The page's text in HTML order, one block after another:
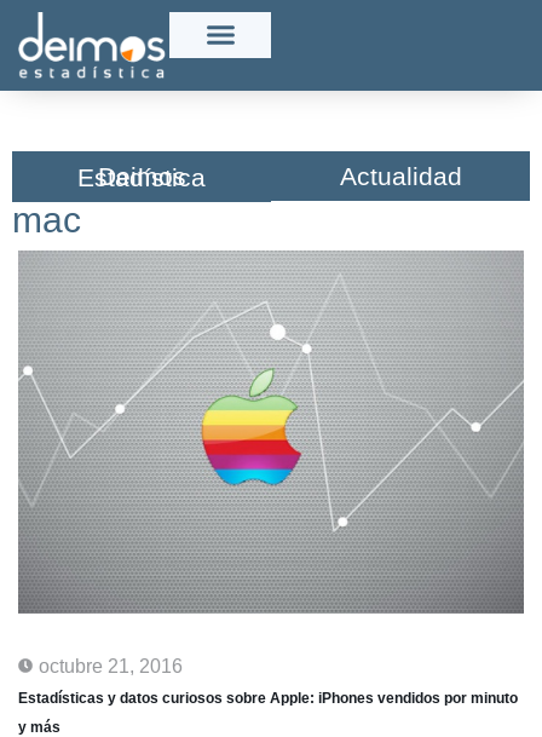
Deimos Estadística​ Actualidad
mac
octubre 21, 2016
Estadísticas y datos curiosos sobre Apple: iPhones vendidos por minuto
y más